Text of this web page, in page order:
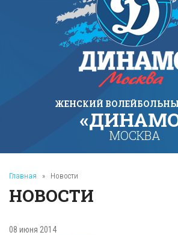
ЖЕНСКИЙ
МОСКВА
Главная » Новости
НОВОСТИ
08 июня 2014